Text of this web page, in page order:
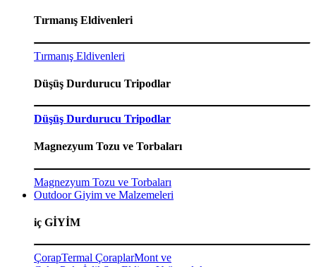
Tırmanış Eldivenleri
Tırmanış Eldivenleri
Düşüş Durdurucu Tripodlar
Düşüş Durdurucu Tripodlar
Magnezyum Tozu ve Torbaları
Magnezyum Tozu ve Torbaları
Outdoor Giyim ve Malzemeleri
iç GİYİM
ÇorapTermal ÇoraplarMont ve